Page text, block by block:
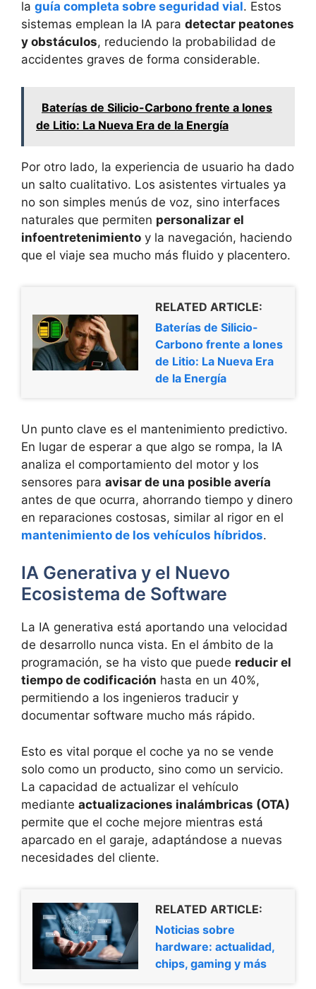
la guía completa sobre seguridad vial. Estos
sistemas emplean la IA para detectar peatones
y obstáculos, reduciendo la probabilidad de
accidentes graves de forma considerable.
Baterías de Silicio-Carbono frente a Iones
de Litio: La Nueva Era de la Energía
Por otro lado, la experiencia de usuario ha dado
un salto cualitativo. Los asistentes virtuales ya
no son simples menús de voz, sino interfaces
naturales que permiten personalizar el
infoentretenimiento y la navegación, haciendo
que el viaje sea mucho más fluido y placentero.
RELATED ARTICLE:
Baterías de Silicio-
Carbono frente a Iones
de Litio: La Nueva Era
de la Energía
Un punto clave es el mantenimiento predictivo.
En lugar de esperar a que algo se rompa, la IA
analiza el comportamiento del motor y los
sensores para avisar de una posible avería
antes de que ocurra, ahorrando tiempo y dinero
en reparaciones costosas, similar al rigor en el
mantenimiento de los vehículos híbridos.
IA Generativa y el Nuevo
Ecosistema de Software
La IA generativa está aportando una velocidad
de desarrollo nunca vista. En el ámbito de la
programación, se ha visto que puede reducir el
tiempo de codificación hasta en un 40%,
permitiendo a los ingenieros traducir y
documentar software mucho más rápido.
Esto es vital porque el coche ya no se vende
solo como un producto, sino como un servicio.
La capacidad de actualizar el vehículo
mediante actualizaciones inalámbricas (OTA)
permite que el coche mejore mientras está
aparcado en el garaje, adaptándose a nuevas
necesidades del cliente.
RELATED ARTICLE:
Noticias sobre
hardware: actualidad,
chips, gaming y más